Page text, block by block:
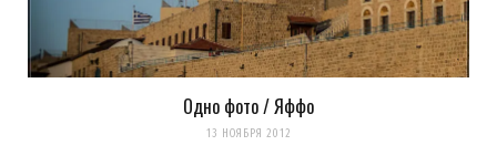
Одно фото / Яффо
13 НОЯБРЯ 2012